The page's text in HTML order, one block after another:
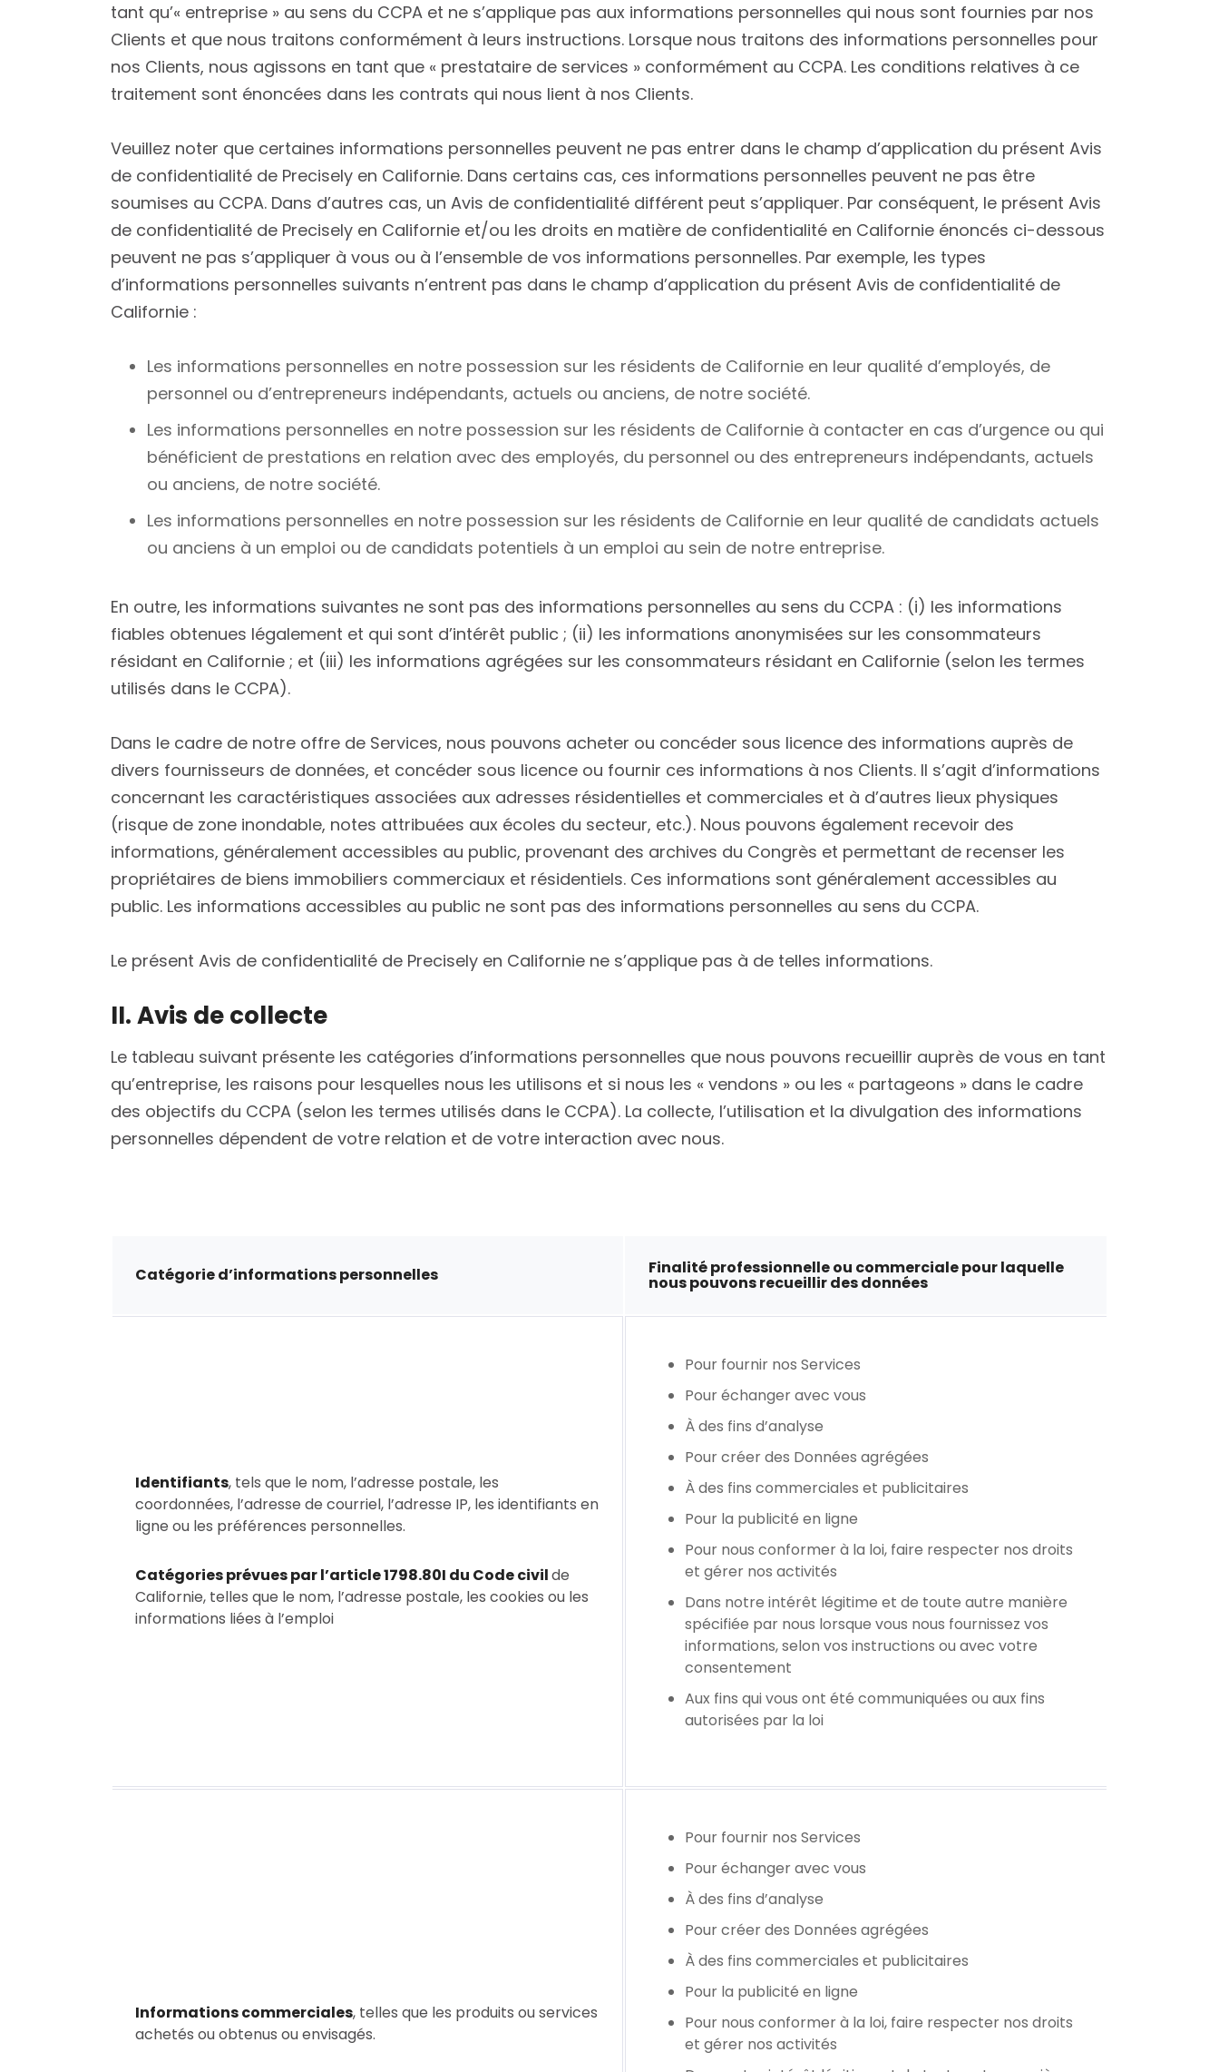
tant qu’« entreprise » au sens du CCPA et ne s’applique pas aux informations personnelles qui nous sont fournies par nos
Clients et que nous traitons conformément à leurs instructions. Lorsque nous traitons des informations personnelles pour
nos Clients, nous agissons en tant que « prestataire de services » conformément au CCPA. Les conditions relatives à ce
traitement sont énoncées dans les contrats qui nous lient à nos Clients.
Veuillez noter que certaines informations personnelles peuvent ne pas entrer dans le champ d’application du présent Avis
de confidentialité de Precisely en Californie. Dans certains cas, ces informations personnelles peuvent ne pas être
soumises au CCPA. Dans d’autres cas, un Avis de confidentialité différent peut s’appliquer. Par conséquent, le présent Avis
de confidentialité de Precisely en Californie et/ou les droits en matière de confidentialité en Californie énoncés ci-dessous
peuvent ne pas s’appliquer à vous ou à l’ensemble de vos informations personnelles. Par exemple, les types
d’informations personnelles suivants n’entrent pas dans le champ d’application du présent Avis de confidentialité de
Californie :
Les informations personnelles en notre possession sur les résidents de Californie en leur qualité d’employés, de
personnel ou d’entrepreneurs indépendants, actuels ou anciens, de notre société.
Les informations personnelles en notre possession sur les résidents de Californie à contacter en cas d’urgence ou qui
bénéficient de prestations en relation avec des employés, du personnel ou des entrepreneurs indépendants, actuels
ou anciens, de notre société.
Les informations personnelles en notre possession sur les résidents de Californie en leur qualité de candidats actuels
ou anciens à un emploi ou de candidats potentiels à un emploi au sein de notre entreprise.
En outre, les informations suivantes ne sont pas des informations personnelles au sens du CCPA : (i) les informations
fiables obtenues légalement et qui sont d’intérêt public ; (ii) les informations anonymisées sur les consommateurs
résidant en Californie ; et (iii) les informations agrégées sur les consommateurs résidant en Californie (selon les termes
utilisés dans le CCPA).
Dans le cadre de notre offre de Services, nous pouvons acheter ou concéder sous licence des informations auprès de
divers fournisseurs de données, et concéder sous licence ou fournir ces informations à nos Clients. Il s’agit d’informations
concernant les caractéristiques associées aux adresses résidentielles et commerciales et à d’autres lieux physiques
(risque de zone inondable, notes attribuées aux écoles du secteur, etc.). Nous pouvons également recevoir des
informations, généralement accessibles au public, provenant des archives du Congrès et permettant de recenser les
propriétaires de biens immobiliers commerciaux et résidentiels. Ces informations sont généralement accessibles au
public. Les informations accessibles au public ne sont pas des informations personnelles au sens du CCPA.
Le présent Avis de confidentialité de Precisely en Californie ne s’applique pas à de telles informations.
II. Avis de collecte
Le tableau suivant présente les catégories d’informations personnelles que nous pouvons recueillir auprès de vous en tant
qu’entreprise, les raisons pour lesquelles nous les utilisons et si nous les « vendons » ou les « partageons » dans le cadre
des objectifs du CCPA (selon les termes utilisés dans le CCPA). La collecte, l’utilisation et la divulgation des informations
personnelles dépendent de votre relation et de votre interaction avec nous.
Catégorie d’informations personnelles Finalité professionnelle ou commerciale pour laquelle
nous pouvons recueillir des données
Identifiants, tels que le nom, l’adresse postale, les
coordonnées, l’adresse de courriel, l’adresse IP, les identifiants en
ligne ou les préférences personnelles.
Catégories prévues par l’article 1798.80I du Code civilde
Californie, telles que le nom, l’adresse postale, les cookies ou les
informations liées à l’emploi
Pour fournir nos Services
Pour échanger avec vous
À des fins d’analyse
Pour créer des Données agrégées
À des fins commerciales et publicitaires
Pour la publicité en ligne
Pour nous conformer à la loi, faire respecter nos droits
et gérer nos activités
Dans notre intérêt légitime et de toute autre manière
spécifiée par nous lorsque vous nous fournissez vos
informations, selon vos instructions ou avec votre
consentement
Aux fins qui vous ont été communiquées ou aux fins
autorisées par la loi
Informations commerciales, telles que les produits ou services
achetés ou obtenus ou envisagés.
Pour fournir nos Services
Pour échanger avec vous
À des fins d’analyse
Pour créer des Données agrégées
À des fins commerciales et publicitaires
Pour la publicité en ligne
Pour nous conformer à la loi, faire respecter nos droits
et gérer nos activités